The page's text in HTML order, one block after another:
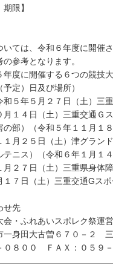
限】
いては、令和６年度に開催
参考となります。
年度に開催する６つの競技
定）日及び場所）
５年５月２７日（土）三
１４日（土）三重交通Ｇス
部）（令和５年１１月１８
月２５日（土）津グランド
ニス）（令和６年１月１
２７日（土）三重県身体障
７日（土）三重交通Gスポ
せ先
・ふれあいスポレク祭運
身田大古曽６７０－２ 三
８００ ＦＡＸ：０５９－